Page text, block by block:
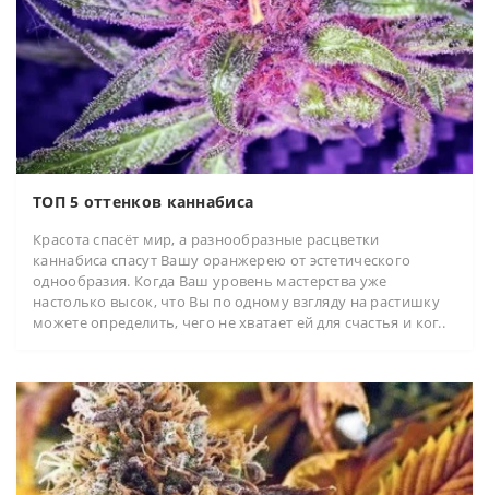
ТОП 5 оттенков каннабиса
Красота спасёт мир, а разнообразные расцветки
каннабиса спасут Вашу оранжерею от эстетического
однообразия. Когда Ваш уровень мастерства уже
настолько высок, что Вы по одному взгляду на растишку
можете определить, чего не хватает ей для счастья и ког..